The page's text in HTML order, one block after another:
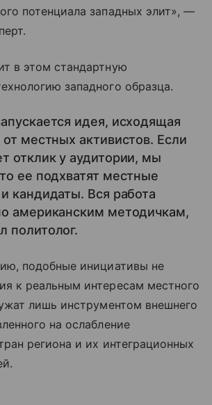
потенциала западных элит», —
в этом стандартную
западного образца.
идея, исходящая
от местных активистов. Если
отклик у аудитории, мы
ее подхватят местные
кандидаты. Вся работа
американским методичкам,
политолог.
подобные инициативы не
к реальным интересам местного
лишь инструментом внешнего
на ослабление
региона и их интеграционных